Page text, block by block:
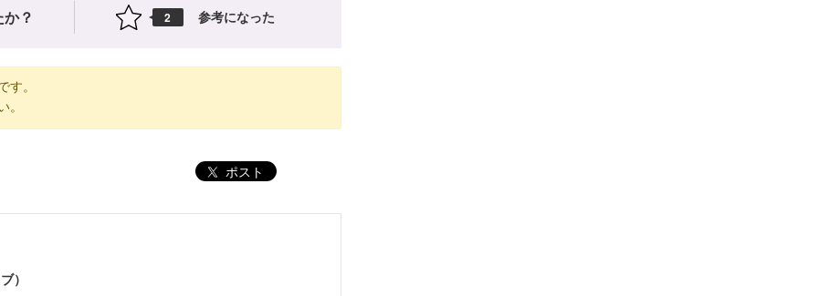
？ 2 参考になった
す。
ポスト
）